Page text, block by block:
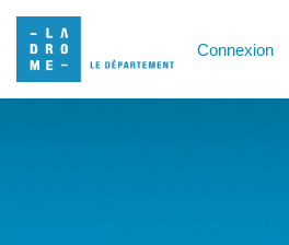
Connexion